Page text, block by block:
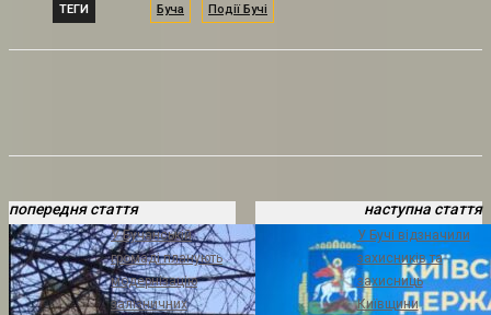
ТЕГИ Буча Події Бучі
попередня стаття
У Бучанській
громаді планують
модернізацію
залізничних
наступна стаття
У Бучі відзначили
захисників та
захисниць
Київщини